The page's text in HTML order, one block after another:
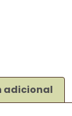
adicional